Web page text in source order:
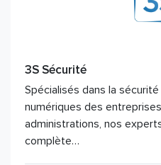
3S Sécurité
Spécialisés dans la
numériques des
administrations, nos
complète…